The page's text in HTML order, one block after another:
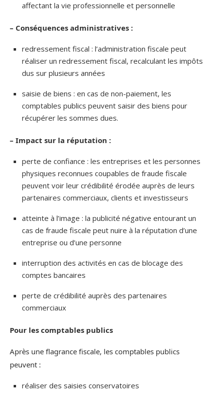
affectant la vie professionnelle et personnelle
– Conséquences administratives :
redressement fiscal : l’administration fiscale peut
réaliser un redressement fiscal, recalculant les impôts
dus sur plusieurs années
saisie de biens : en cas de non-paiement, les
comptables publics peuvent saisir des biens pour
récupérer les sommes dues.
– Impact sur la réputation :
perte de confiance : les entreprises et les personnes
physiques reconnues coupables de fraude fiscale
peuvent voir leur crédibilité érodée auprès de leurs
partenaires commerciaux, clients et investisseurs
atteinte à l’image : la publicité négative entourant un
cas de fraude fiscale peut nuire à la réputation d’une
entreprise ou d’une personne
interruption des activités en cas de blocage des
comptes bancaires
perte de crédibilité auprès des partenaires
commerciaux
Pour les comptables publics
Après une flagrance fiscale, les comptables publics
peuvent :
réaliser des saisies conservatoires